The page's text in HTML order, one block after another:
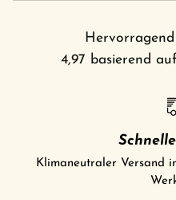
Hervorragend
4,97 basierend auf
Klimaneutraler Versand